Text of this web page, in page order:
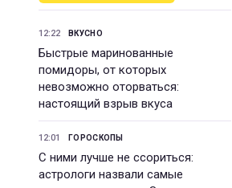
12:22 ВКУСНО
Быстрые маринованные
помидоры, от которых
невозможно оторваться:
настоящий взрыв вкуса
12:01 ГОРОСКОПЫ
С ними лучше не ссориться:
астрологи назвали самые